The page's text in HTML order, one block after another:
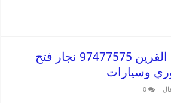
فتح اقفال اسواق القرين 97477575 نجار فتح
وسيارات
0